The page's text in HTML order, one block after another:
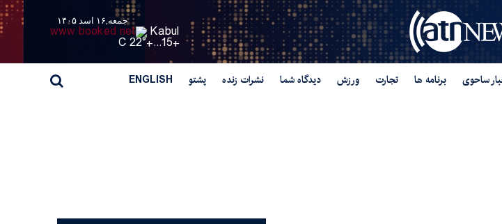
جمعه,۱۶ اسد ۱۴۰۵
Kabul
+
15...
+
22° C
ساحوی برنامه ها تجارت ورزش دیدگاه شما نشرات زنده پشتو ENGLISH